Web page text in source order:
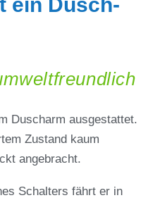
Duscharm ausgestattet.
Zustand kaum
angebracht.
Schalters fährt er in